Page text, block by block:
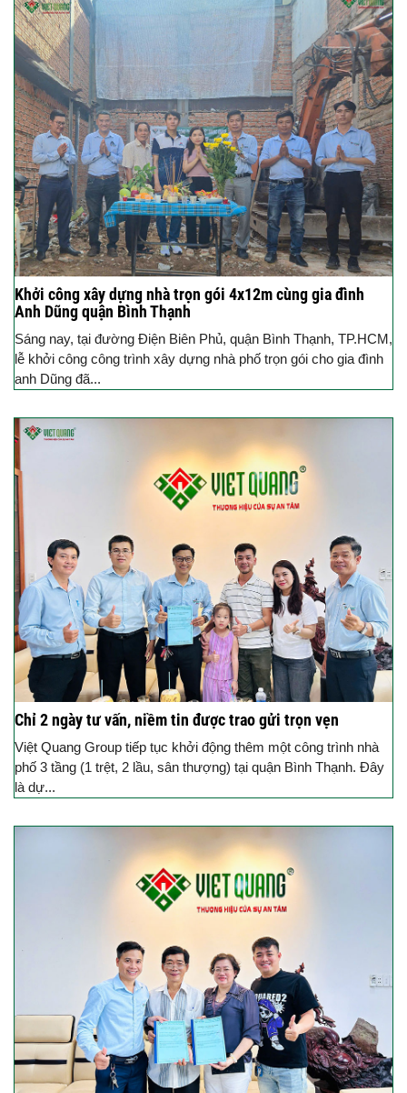
Khởi công xây dựng nhà trọn gói 4x12m cùng gia đình
Anh Dũng quận Bình Thạnh
Sáng nay, tại đường Điện Biên Phủ, quận Bình Thạnh, TP.HCM,
lễ khởi công công trình xây dựng nhà phố trọn gói cho gia đình
anh Dũng đã...
Chỉ 2 ngày tư vấn, niềm tin được trao gửi trọn vẹn
Việt Quang Group tiếp tục khởi động thêm một công trình nhà
phố 3 tầng (1 trệt, 2 lầu, sân thượng) tại quận Bình Thạnh. Đây
là dự...